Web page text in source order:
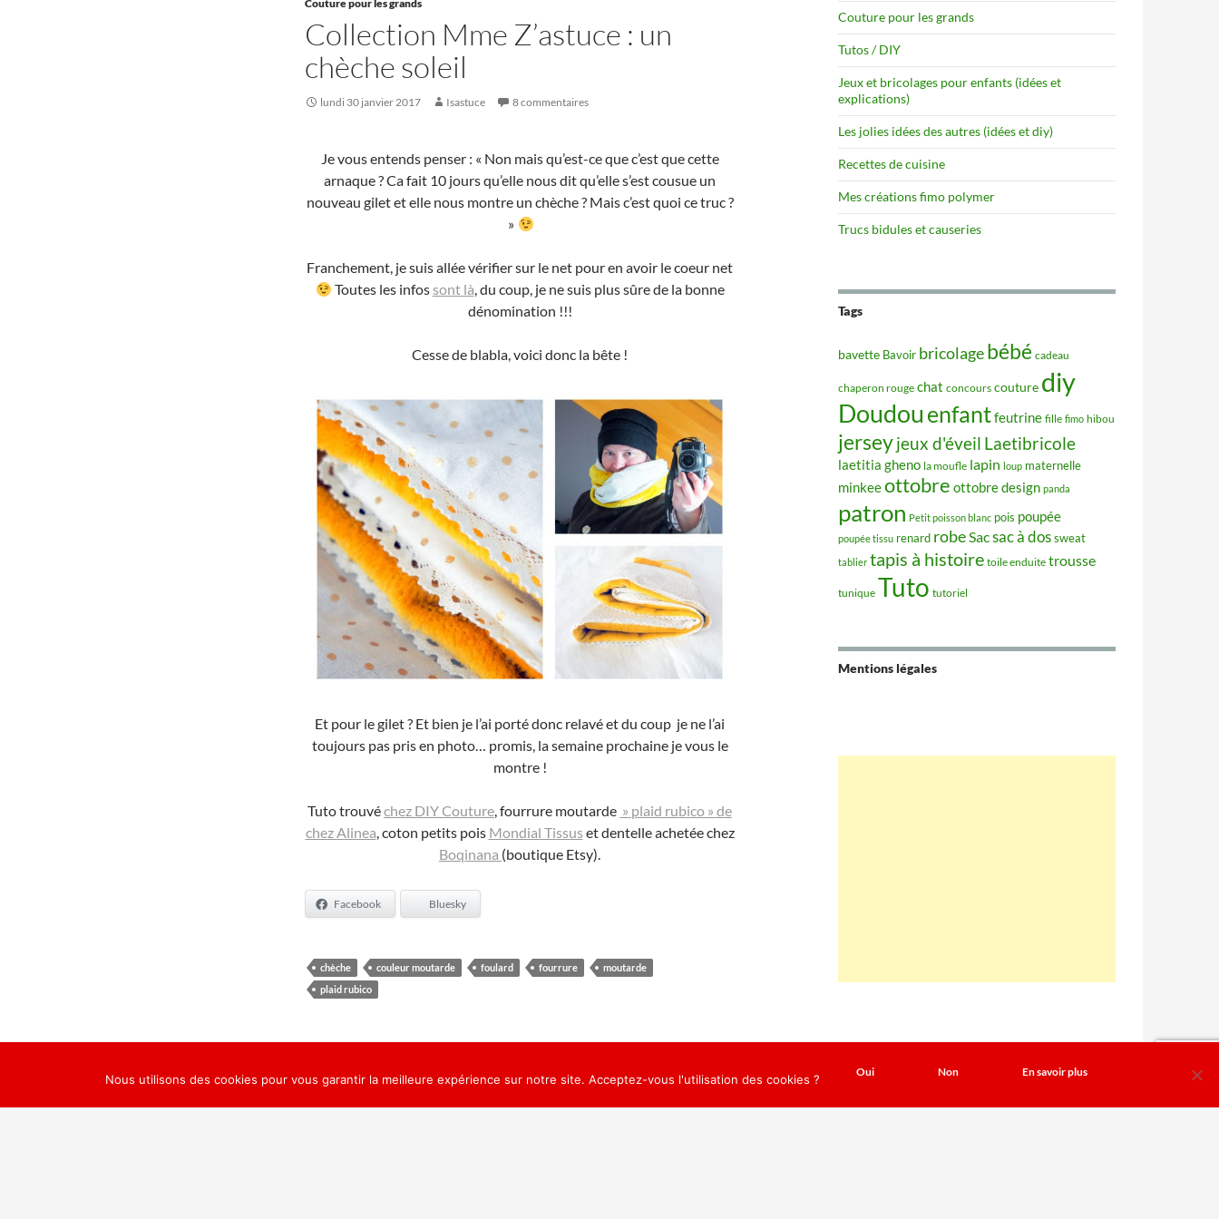
Couture pour les grands
Collection Mme Z’astuce : un
chèche soleil
lundi 30 janvier 2017 Isastuce 8 commentaires
Je vous entends penser : « Non mais qu’est-ce que c’est que cette
arnaque ? Ca fait 10 jours qu’elle nous dit qu’elle s’est cousue un
nouveau gilet et elle nous montre un chèche ? Mais c’est quoi ce truc ?
»
Franchement, je suis allée vérifier sur le net pour en avoir le coeur net
Toutes les infos sont là, du coup, je ne suis plus sûre de la bonne
dénomination !!!
Cesse de blabla, voici donc la bête !
Et pour le gilet ? Et bien je l’ai porté donc relavé et du coup je ne l’ai
toujours pas pris en photo… promis, la semaine prochaine je vous le
montre !
Tuto trouvéchez DIY Couture, fourrure moutarde » plaid rubico » de
chez Alinea, coton petits pois Mondial Tissus et dentelle achetée chez
Boqinana (boutique Etsy).
Facebook Bluesky
chèche couleur moutarde foulard fourrure
moutarde
plaid rubico
Couture pour les grands
Tutos / DIY
Jeux et bricolages pour enfants (idées et
explications)
Les jolies idées des autres (idées et diy)
Recettes de cuisine
Mes créations fimo polymer
Trucs bidules et causeries
Tags
bavette Bavoir bricolagebébé cadeau
chaperon rouge chat concours couture diy
Doudou enfantfeutrine fille fimo hibou
jerseyjeux d'éveil Laetibricole
laetitia gheno la moufle lapin loup maternelle
minkeeottobre ottobre design panda
patron Petit poisson blanc pois poupée
poupée tissu renard robeSacsac à dossweat
tablier tapis à histoire toile enduite trousse
tunique Tuto tutoriel
Mentions légales
Nous utilisons des cookies pour vous garantir la meilleure expérience sur notre site. Acceptez-vous l'utilisation des cookies ?
Oui Non En savoir plus